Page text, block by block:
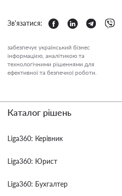
Зв'язатися:
забезпечує український бізнес
інформацією, аналітикою та
технологічними рішеннями для
ефективної та безпечної роботи.
Каталог рішень
Liga360: Керівник
Liga360: Юрист
Liga360: Бухгалтер